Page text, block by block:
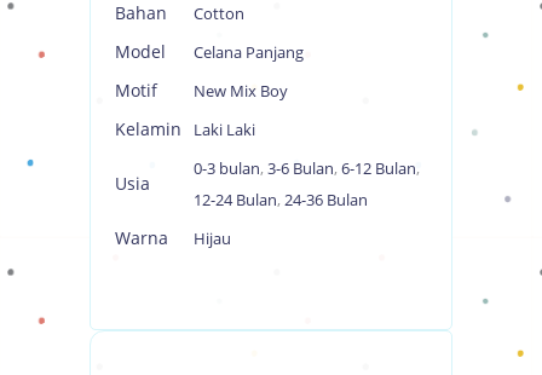
Bahan Cotton
Model Celana Panjang
Motif New Mix Boy
Kelamin Laki Laki
Usia
0-3 bulan, 3-6 Bulan, 6-12 Bulan,
12-24 Bulan, 24-36 Bulan
Warna Hijau